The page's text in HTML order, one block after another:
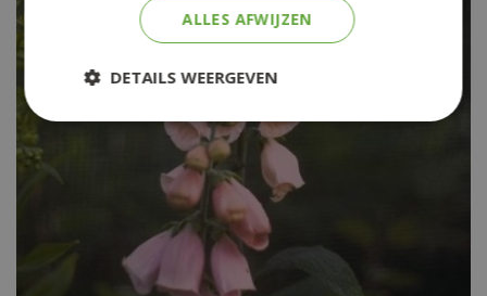
ALLES AFWIJZEN
DETAILS WEERGEVEN